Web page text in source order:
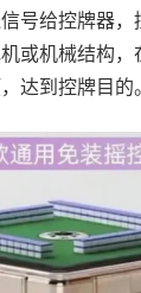
号给控牌器，
或机械结构，
达到控牌目的。